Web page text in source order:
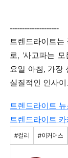
--------------------
트렌드라이트는
로
, '사고파는 모
요일 아침 가장
실질적인 인사
트렌드라이트
트렌드라이트
#컬리 #이커머스